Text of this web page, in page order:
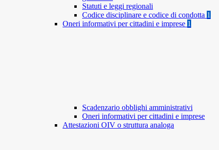
Statuti e leggi regionali
Codice disciplinare e codice di condotta 1
Oneri informativi per cittadini e imprese 1
Scadenzario obblighi amministrativi
Oneri informativi per cittadini e imprese
Attestazioni OIV o struttura analoga